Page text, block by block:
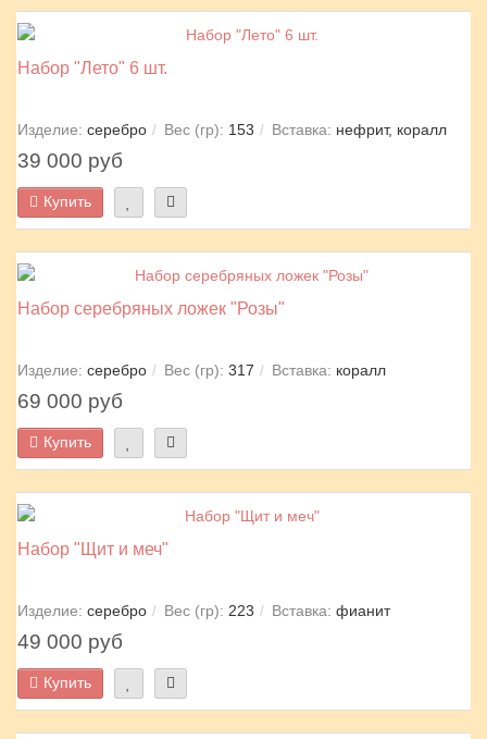
Набор "Лето" 6 шт.
Изделие: серебро Вес (гр): 153 Вставка: нефрит, коралл
39 000 руб
Купить
Набор серебряных ложек "Розы"
Изделие: серебро Вес (гр): 317 Вставка: коралл
69 000 руб
Купить
Набор "Щит и меч"
Изделие: серебро Вес (гр): 223 Вставка: фианит
49 000 руб
Купить